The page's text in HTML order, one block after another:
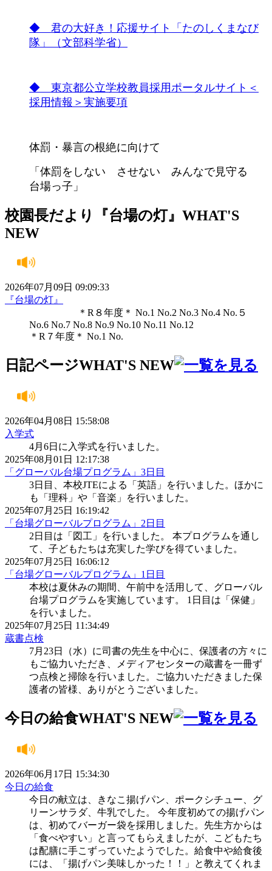
◆ 君の大好き！応援サイト「たのしくまなび
隊」（文部科学省）
◆ 東京都公立学校教員採用ポータルサイト＜
採用情報＞実施要項
体罰・暴言の根絶に向けて
「体罰をしない させない みんなで見守る
台場っ子」
校園長だより『台場の灯』 WHAT'S
NEW
2026年07月09日 09:09:33
『台場の灯』
＊R８年度＊ No.1 No.2 No.3 No.4 No.５
No.6 No.7 No.8 No.9 No.10 No.11 No.12
＊R７年度＊ No.1 No.
日記ページWHAT'S NEW
2026年04月08日 15:58:08
入学式
4月6日に入学式を行いました。
2025年08月01日 12:17:38
「グローバル台場プログラム」3日目
3日目、本校JTEによる「英語」を行いました。ほかに
も「理科」や「音楽」を行いました。
2025年07月25日 16:19:42
「台場グローバルプログラム」2日目
2日目は「図工」を行いました。 本プログラムを通し
て、子どもたちは充実した学びを得ていました。
2025年07月25日 16:06:12
「台場グローバルプログラム」1日目
本校は夏休みの期間、午前中を活用して、グローバル
台場プログラムを実施しています。 1日目は「保健」
を行いました。
2025年07月25日 11:34:49
蔵書点検
7月23日（水）に司書の先生を中心に、保護者の方々に
もご協力いただき、メディアセンターの蔵書を一冊ず
つ点検と掃除を行いました。ご協力いただきました保
護者の皆様、ありがとうございました。
今日の給食WHAT'S NEW
2026年06月17日 15:34:30
今日の給食
今日の献立は、きなこ揚げパン、ポークシチュー、グ
リーンサラダ、牛乳でした。 今年度初めての揚げパン
は、初めてバーガー袋を採用しました。先生方からは
「食べやすい」と言ってもらえましたが、こどもたち
は配膳に手こずっていたようでした。給食中や給食後
には、「揚げパン美味しかった！！」と教えてくれま